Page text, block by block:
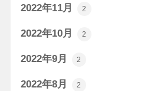
2022年11月 2
2022年10月 2
2022年9月 2
2022年8月 2